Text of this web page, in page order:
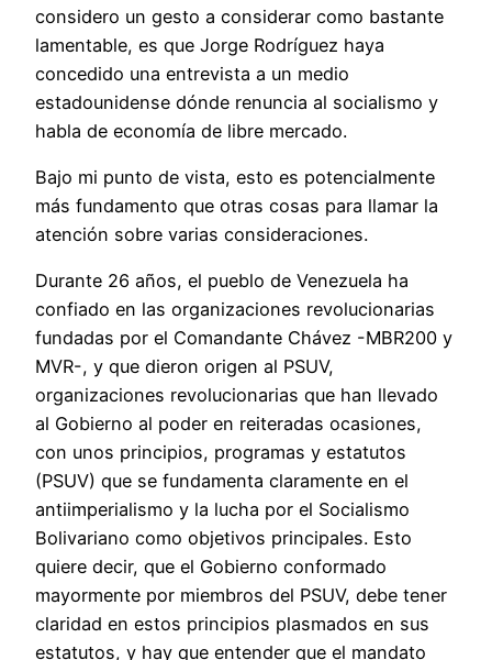
considero un gesto a considerar como bastante
lamentable, es que Jorge Rodríguez haya
concedido una entrevista a un medio
estadounidense dónde renuncia al socialismo y
habla de economía de libre mercado.
Bajo mi punto de vista, esto es potencialmente
más fundamento que otras cosas para llamar la
atención sobre varias consideraciones.
Durante 26 años, el pueblo de Venezuela ha
confiado en las organizaciones revolucionarias
fundadas por el Comandante Chávez -MBR200 y
MVR-, y que dieron origen al PSUV,
organizaciones revolucionarias que han llevado
al Gobierno al poder en reiteradas ocasiones,
con unos principios, programas y estatutos
(PSUV) que se fundamenta claramente en el
antiimperialismo y la lucha por el Socialismo
Bolivariano como objetivos principales. Esto
quiere decir, que el Gobierno conformado
mayormente por miembros del PSUV, debe tener
claridad en estos principios plasmados en sus
estatutos, y hay que entender que el mandato